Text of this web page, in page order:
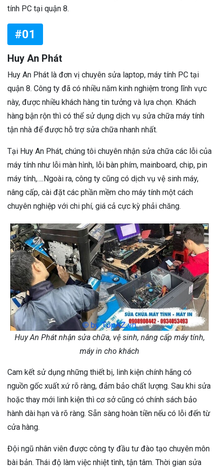
tính PC tại quận 8.
#01
Huy An Phát
Huy An Phát là đơn vị chuyên sửa laptop, máy tính PC tại
quận 8. Công ty đã có nhiều năm kinh nghiệm trong lĩnh vực
này, được nhiều khách hàng tin tưởng và lựa chọn. Khách
hàng bận rộn thì có thể sử dụng dịch vụ sửa chữa máy tính
tận nhà để được hỗ trợ sửa chữa nhanh nhất.
Tại Huy An Phát, chúng tôi chuyên nhận sửa chữa các lỗi của
máy tính như lỗi màn hình, lỗi bàn phím, mainboard, chip, pin
máy tính,….Ngoài ra, công ty cũng có dịch vụ vệ sinh máy,
nâng cấp, cài đặt các phần mềm cho máy tính một cách
chuyên nghiệp với chi phí, giá cả cực kỳ phải chăng.
Huy An Phát nhận sửa chữa, vệ sinh, nâng cấp máy tính,
máy in cho khách
Cam kết sử dụng những thiết bị, linh kiện chính hãng có
nguồn gốc xuất xứ rõ ràng, đảm bảo chất lượng. Sau khi sửa
hoặc thay mới linh kiện thì cơ sở cũng có chính sách bảo
hành dài hạn và rõ ràng. Sẵn sàng hoàn tiền nếu có lỗi đến từ
cửa hàng.
Đội ngũ nhân viên được công ty đầu tư đào tạo chuyên môn
bài bản. Thái độ làm việc nhiệt tình, tận tâm. Thời gian sửa